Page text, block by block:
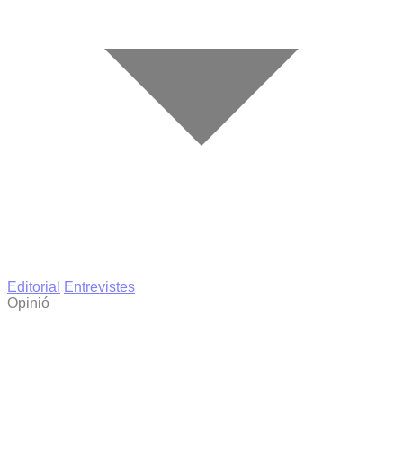
Editorial
Entrevistes
Opinió